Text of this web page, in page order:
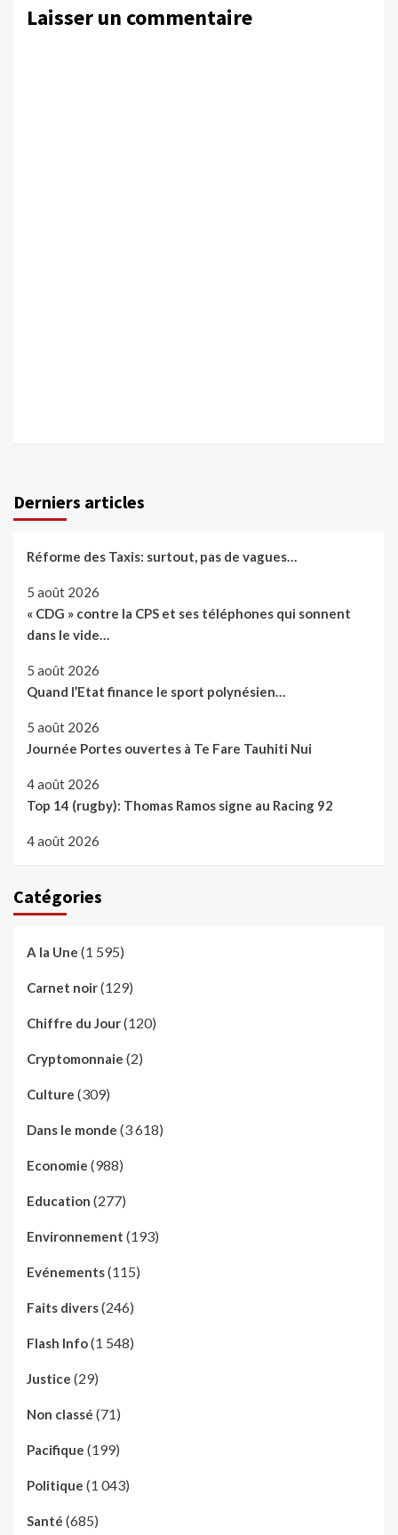
Laisser un commentaire
Derniers articles
Réforme des Taxis: surtout, pas de vagues…
5 août 2026
« CDG » contre la CPS et ses téléphones qui sonnent
dans le vide…
5 août 2026
Quand l’Etat finance le sport polynésien…
5 août 2026
Journée Portes ouvertes à Te Fare Tauhiti Nui
4 août 2026
Top 14 (rugby): Thomas Ramos signe au Racing 92
4 août 2026
Catégories
A la Une (1 595)
Carnet noir(129)
Chiffre du Jour(120)
Cryptomonnaie (2)
Culture (309)
Dans le monde (3 618)
Economie (988)
Education (277)
Environnement (193)
Evénements(115)
Faits divers(246)
Flash Info(1 548)
Justice (29)
Non classé (71)
Pacifique (199)
Politique (1 043)
Santé (685)